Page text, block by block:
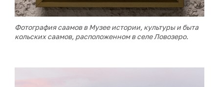
Фотография саамов в Музее истории, культуры и быта
кольских саамов, расположенном в селе Ловозеро.